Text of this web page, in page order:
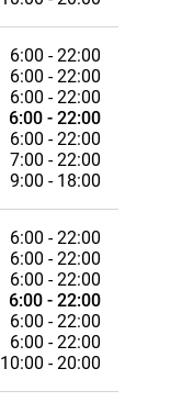
6:00 - 22:00
6:00 - 22:00
6:00 - 22:00
6:00 - 22:00
6:00 - 22:00
7:00 - 22:00
9:00 - 18:00
6:00 - 22:00
6:00 - 22:00
6:00 - 22:00
6:00 - 22:00
6:00 - 22:00
6:00 - 22:00
10:00 - 20:00